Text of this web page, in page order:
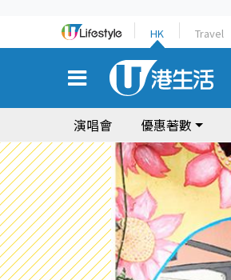
HK Travel
演唱會 優惠著數